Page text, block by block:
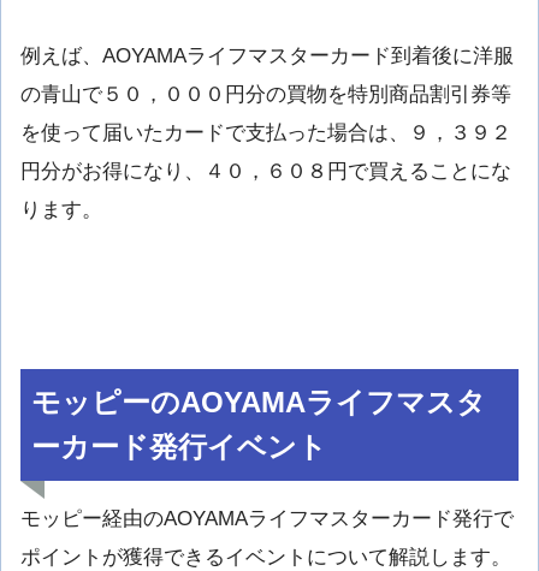
例えば、AOYAMAライフマスターカード到着後に洋服
の青山で５０，０００円分の買物を特別商品割引券等
を使って届いたカードで支払った場合は、９，３９２
円分がお得になり、４０，６０８円で買えることにな
ります。
モッピーのAOYAMAライフマスタ
ーカード発行イベント
モッピー経由のAOYAMAライフマスターカード発行で
ポイントが獲得できるイベントについて解説します。